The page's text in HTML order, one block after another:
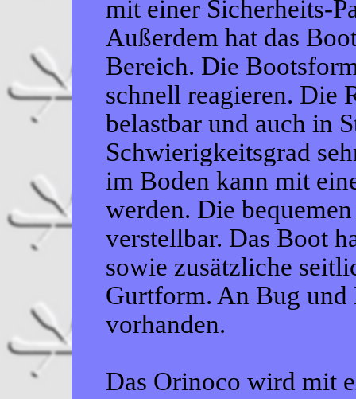
mit einer Sicherheits-
Außerdem hat das
Bereich. Die
schnell reagieren. Die
belastbar und auch in
Schwierigkeitsgrad
im Boden kann mit
werden. Die
verstellbar. Das Boot
sowie zusätzliche
Gurtform. An Bug
vorhanden.
Das Orinoco wird mit